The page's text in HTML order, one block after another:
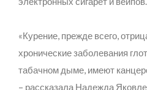
«Курение, прежде всего,
хронические заболевания
табачном дыме, имеют
– рассказала Надежда